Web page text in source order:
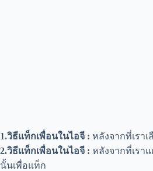
1.วิธีแท็กเพื่อนในไอจี : หลังจากที่เราเ
2.วิธีแท็กเพื่อนในไอจี : หลังจากที่เรา
นั้นเพื่อแท็ก